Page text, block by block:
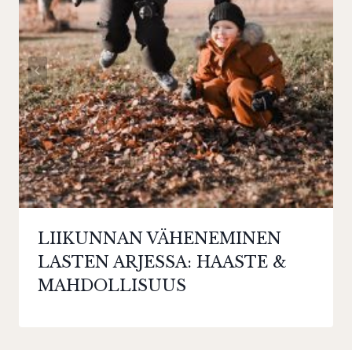
LIIKUNNAN VÄHENEMINEN
LASTEN ARJESSA: HAASTE &
MAHDOLLISUUS